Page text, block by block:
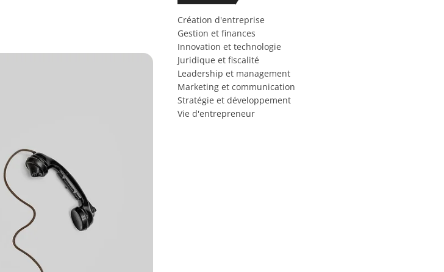
Création d'entreprise
Gestion et finances
Innovation et technologie
Juridique et fiscalité
Leadership et management
Marketing et communication
Stratégie et développement
Vie d'entrepreneur